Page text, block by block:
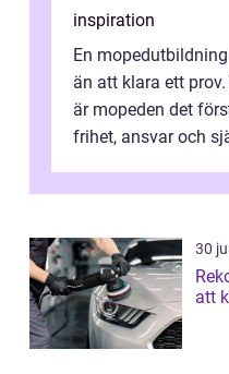
inspiration
En
än att klara ett
är mopeden det
frihet, ansvar och
30
att